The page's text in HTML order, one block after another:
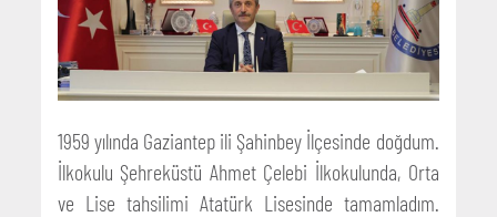
1959 yılında Gaziantep ili Şahinbey İlçesinde doğdum.
İlkokulu Şehreküstü Ahmet Çelebi İlkokulunda, Orta
ve Lise tahsilimi Atatürk Lisesinde tamamladım.